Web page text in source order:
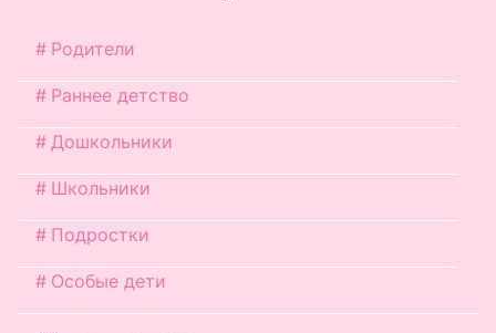
Родители
Раннее детство
Дошкольники
Школьники
Подростки
Особые дети